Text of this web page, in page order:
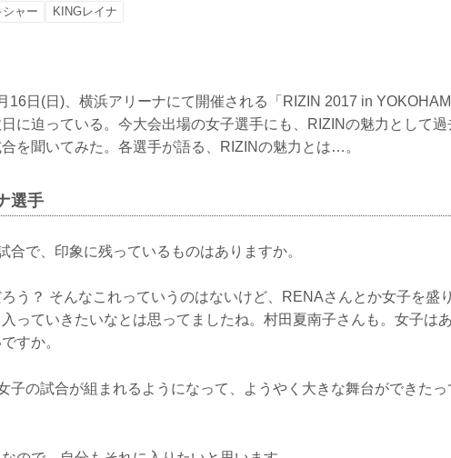
ャー
KINGレイナ
16日(日)、横浜アリーナにて開催される「RIZIN 2017 in
に迫っている。今大会出場の女子選手にも、RIZINの魅力として
を聞いてみた。各選手が語る、RIZINの魅力とは…。
選手
合で、印象に残っているものはありますか。
う？ そんなこれっていうのはないけど、RENAさんとか女子を盛
っていきたいなとは思ってましたね。村田夏南子さんも。女子は
すか。
子の試合が組まれるようになって、ようやく大きな舞台ができたっ